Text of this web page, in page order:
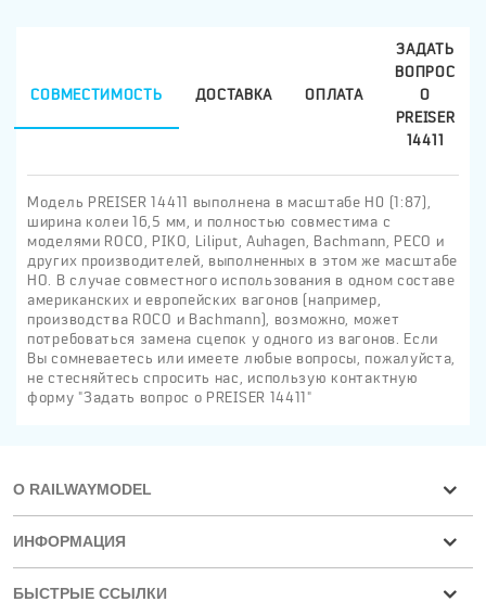
СОВМЕСТИМОСТЬ ДОСТАВКА ОПЛАТА
ЗАДАТЬ
ВОПРОС
О
PREISER
14411
Модель PREISER 14411 выполнена в масштабе H0 (1:87),
ширина колеи 16,5 мм, и полностью совместима с
моделями ROCO, PIKO, Liliput, Auhagen, Bachmann, PECO и
других производителей, выполненных в этом же масштабе
HO. В случае совместного использования в одном составе
американских и европейских вагонов (например,
производства ROCO и Bachmann), возможно, может
потребоваться замена сцепок у одного из вагонов. Если
Вы сомневаетесь или имеете любые вопросы, пожалуйста,
не стесняйтесь спросить нас, использую контактную
форму "Задать вопрос о PREISER 14411"
О RAILWAYMODEL
ИНФОРМАЦИЯ
БЫСТРЫЕ ССЫЛКИ